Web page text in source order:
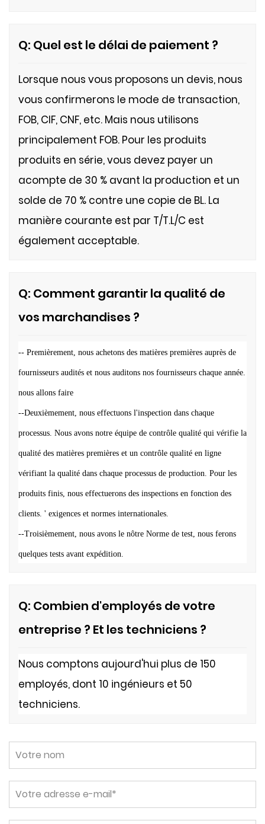
Q: Quel est le délai de paiement ?
Lorsque nous vous proposons un devis, nous
vous confirmerons le mode de transaction,
FOB, CIF, CNF, etc. Mais nous utilisons
principalement FOB. Pour les produits
produits en série, vous devez payer un
acompte de 30 % avant la production et un
solde de 70 % contre une copie de BL. La
manière courante est par T/T.L/C est
également acceptable.
Q: Comment garantir la qualité de
vos marchandises ?
-- Premièrement, nous achetons des matières premières auprès de
fournisseurs audités et nous auditons nos fournisseurs chaque année.
nous allons faire
--Deuxièmement, nous effectuons l'inspection dans chaque
processus. Nous avons notre équipe de contrôle qualité qui vérifie la
qualité des matières premières et un contrôle qualité en ligne
vérifiant la qualité dans chaque processus de production. Pour les
produits finis, nous effectuerons des inspections en fonction des
clients. ' exigences et normes internationales.
--Troisièmement, nous avons le nôtre Norme de test, nous ferons
quelques tests avant expédition.
Q: Combien d'employés de votre
entreprise ? Et les techniciens ?
Nous comptons aujourd'hui plus de 150
employés, dont 10 ingénieurs et 50
techniciens.